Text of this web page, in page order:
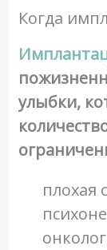
Когда
улыбки,
плохая